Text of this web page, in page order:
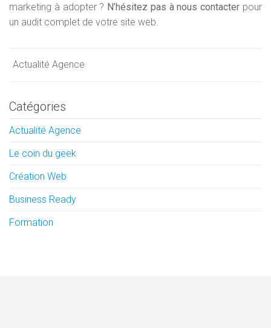
marketing à adopter ? N’hésitez pas à nous contacter pour
un audit complet de votre site web.
Actualité Agence
Catégories
Actualité Agence
Le coin du geek
Création Web
Business Ready
Formation